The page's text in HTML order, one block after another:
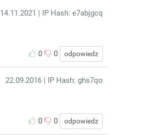
14.11.2021 | IP Hash: e7abjgcq
0 0 odpowiedz
22.09.2016 | IP Hash: ghs7qo
0 0 odpowiedz